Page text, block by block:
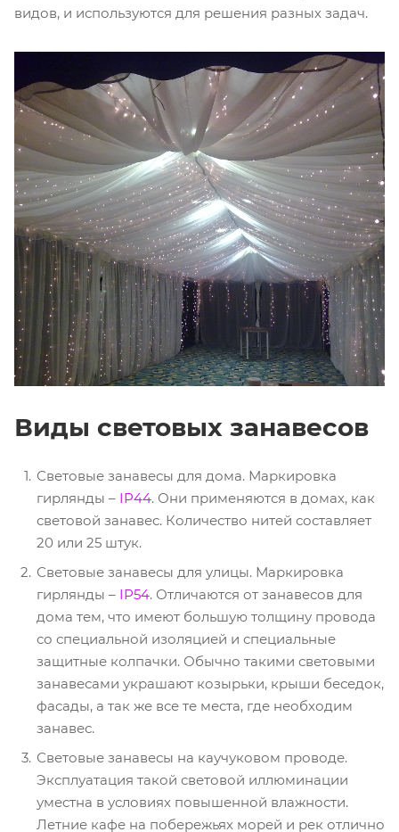
видов, и используются для решения разных задач.
Виды световых занавесов
Световые занавесы для дома. Маркировка
гирлянды – IP44. Они применяются в домах, как
световой занавес. Количество нитей составляет
20 или 25 штук.
Световые занавесы для улицы. Маркировка
гирлянды – IP54. Отличаются от занавесов для
дома тем, что имеют большую толщину провода
со специальной изоляцией и специальные
защитные колпачки. Обычно такими световыми
занавесами украшают козырьки, крыши беседок,
фасады, а так же все те места, где необходим
занавес.
Световые занавесы на каучуковом проводе.
Эксплуатация такой световой иллюминации
уместна в условиях повышенной влажности.
Летние кафе на побережьях морей и рек отлично